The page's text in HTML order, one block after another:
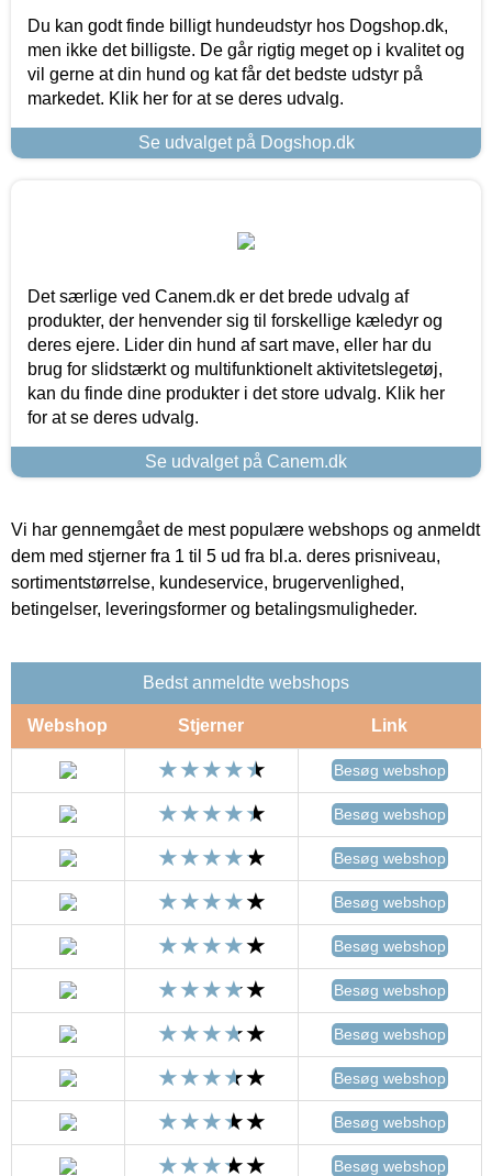
Du kan godt finde billigt hundeudstyr hos Dogshop.dk,
men ikke det billigste. De går rigtig meget op i kvalitet og
vil gerne at din hund og kat får det bedste udstyr på
markedet. Klik her for at se deres udvalg.
Se udvalget på Dogshop.dk
Det særlige ved Canem.dk er det brede udvalg af
produkter, der henvender sig til forskellige kæledyr og
deres ejere. Lider din hund af sart mave, eller har du
brug for slidstærkt og multifunktionelt aktivitetslegetøj,
kan du finde dine produkter i det store udvalg. Klik her
for at se deres udvalg.
Se udvalget på Canem.dk
Vi har gennemgået de mest populære webshops og anmeldt
dem med stjerner fra 1 til 5 ud fra bl.a. deres prisniveau,
sortimentstørrelse, kundeservice, brugervenlighed,
betingelser, leveringsformer og betalingsmuligheder.
Bedst anmeldte webshops
Webshop Stjerner Link
Besøg webshop
Besøg webshop
Besøg webshop
Besøg webshop
Besøg webshop
Besøg webshop
Besøg webshop
Besøg webshop
Besøg webshop
Besøg webshop